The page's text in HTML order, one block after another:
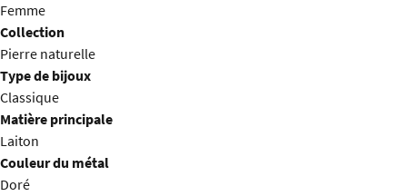
Femme
Collection
Pierre naturelle
Type de bijoux
Classique
Matière principale
Laiton
Couleur du métal
Doré